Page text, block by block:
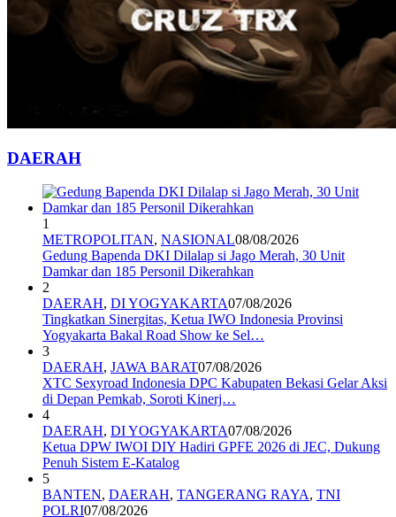
DAERAH
1
METROPOLITAN, NASIONAL08/08/2026
Gedung Bapenda DKI Dilalap si Jago Merah, 30 Unit
Damkar dan 185 Personil Dikerahkan
2
DAERAH, DI YOGYAKARTA07/08/2026
Tingkatkan Sinergitas, Ketua IWO Indonesia Provinsi
Yogyakarta Bakal Road Show ke Sel…
3
DAERAH, JAWA BARAT07/08/2026
XTC Sexyroad Indonesia DPC Kabupaten Bekasi Gelar Aksi
di Depan Pemkab, Soroti Kinerj…
4
DAERAH, DI YOGYAKARTA07/08/2026
Ketua DPW IWOI DIY Hadiri GPFE 2026 di JEC, Dukung
Penuh Sistem E-Katalog
5
BANTEN, DAERAH, TANGERANG RAYA, TNI
POLRI07/08/2026